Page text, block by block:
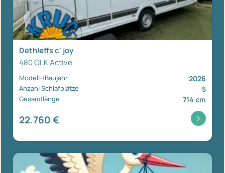
Dethleffs c' joy
480 QLK Active
Modell-/Baujahr 2026
Anzahl Schlafplätze 5
Gesamtlänge 714 cm
22.760 €